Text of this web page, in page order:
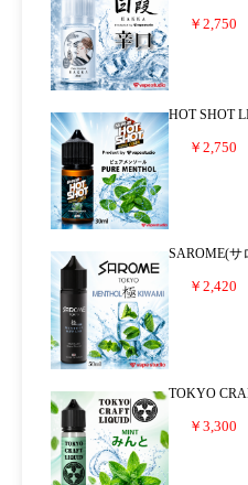
￥2,750
HOT SHOT
￥2,750
SAROME(サ
￥2,420
TOKYO
￥3,300